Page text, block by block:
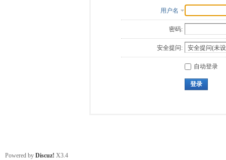
用户名
密码:
安全提问:
自动登录
登录
Powered by Discuz! X3.4